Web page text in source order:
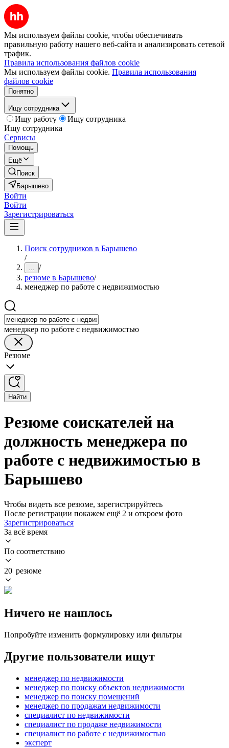
Мы используем файлы cookie, чтобы обеспечивать
правильную работу нашего веб-сайта и анализировать сетевой
трафик.
Правила использования файлов cookie
Мы используем файлы cookie. Правила использования
файлов cookie
Понятно
Ищу сотрудника
Ищу работу
Ищу сотрудника
Ищу сотрудника
Сервисы
Помощь
Ещё
Поиск
Барышево
Войти
Войти
Зарегистрироваться
Поиск сотрудников в Барышево
/
... /
резюме в Барышево/
менеджер по работе с недвижимостью
менеджер по работе с недвижимостью
Резюме
Найти
Резюме соискателей на
должность менеджера по
работе с недвижимостью в
Барышево
Чтобы видеть все резюме, зарегистрируйтесь
После регистрации покажем ещё 2 и откроем фото
Зарегистрироваться
За всё время
По соответствию
20 резюме
Ничего не нашлось
Попробуйте изменить формулировку или фильтры
Другие пользователи ищут
менеджер по недвижимости
менеджер по поиску объектов недвижимости
менеджер по поиску помещений
менеджер по продажам недвижимости
специалист по недвижимости
специалист по продаже недвижимости
специалист по работе с недвижимостью
эксперт